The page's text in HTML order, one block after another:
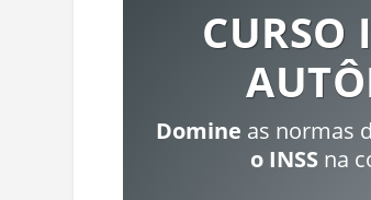
CURSO
Domine as normas
o INSSna